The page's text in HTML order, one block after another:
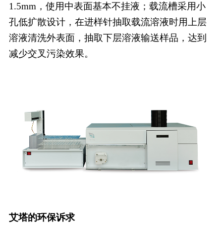
1.5mm，使用中表面基本不挂液；载流槽采用小
孔低扩散设计，在进样针抽取载流溶液时用上层
溶液清洗外表面，抽取下层溶液输送样品，达到
减少交叉污染效果。
艾塔的环保诉求